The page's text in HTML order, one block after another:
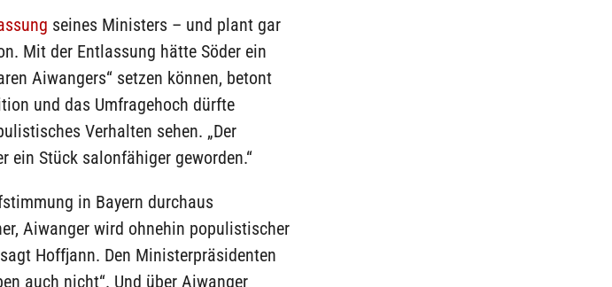
seines Ministers – und plant gar
Mit der Entlassung hätte Söder ein
Aiwangers“ setzen können, betont
und das Umfragehoch dürfte
Verhalten sehen. „Der
ein Stück salonfähiger geworden.“
in Bayern durchaus
Aiwanger wird ohnehin populistischer
Hoffjann. Den Ministerpräsidenten
auch nicht“. Und über Aiwanger